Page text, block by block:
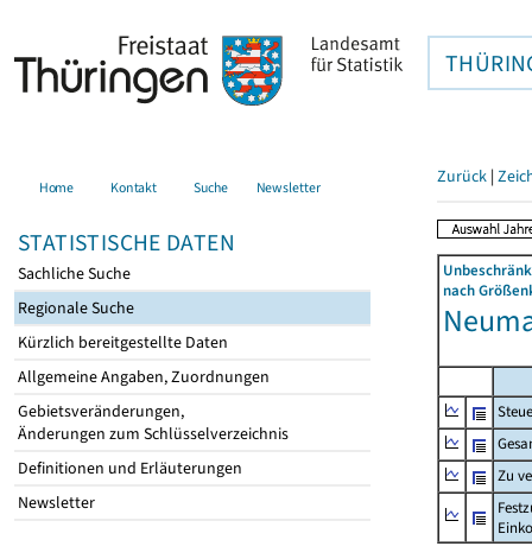
Home Kontakt Suche Newsletter
STATISTISCHE DATEN
Sachliche Suche
Regionale Suche
Kürzlich bereitgestellte Daten
Allgemeine Angaben, Zuordnungen
Gebietsveränderungen,
Änderungen zum Schlüsselverzeichnis
Definitionen und Erläuterungen
Newsletter
Zurück |
nach
Zu